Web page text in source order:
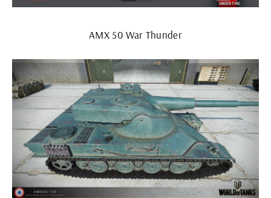
АМХ 50 War Thunder